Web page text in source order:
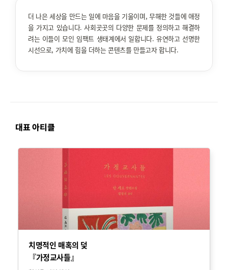
더 나은 세상을 만드는 일에 마음을 기울이며, 무해한 것들에 애정
을 가지고 있습니다. 사회곳곳의 다양한 문제를 정의하고 해결하
려는 이들이 모인 임팩트 생태계에서 일합니다. 유연하고 선명한
시선으로, 가치에 힘을 더하는 콘텐츠를 만들고자 합니다.
대표 아티클
치명적인 매혹의 덫
『가정교사들』